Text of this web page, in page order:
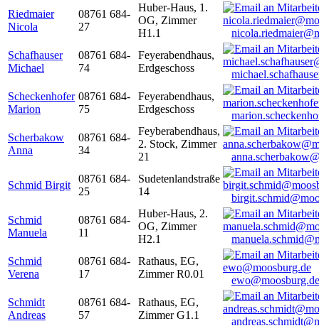
Riedmaier
Nicola
08761 684-
27
Huber-Haus, 1.
OG, Zimmer
H1.1
Schafhauser
Michael
08761 684-
74
Feyerabendhaus,
Erdgeschoss
Scheckenhofer
Marion
08761 684-
75
Feyerabendhaus,
Erdgeschoss
Scherbakow
Anna
08761 684-
34
Feyberabendhaus,
2. Stock, Zimmer
21
Schmid Birgit
08761 684-
25
Sudetenlandstraße
14
Schmid
Manuela
08761 684-
11
Huber-Haus, 2.
OG, Zimmer
H2.1
Schmid
Verena
08761 684-
17
Rathaus, EG,
Zimmer R0.01
ewo@moosburg.de
Schmidt
Andreas
08761 684-
57
Rathaus, EG,
Zimmer G1.1